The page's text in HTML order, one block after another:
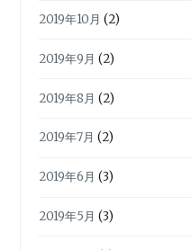
2019年10月 (2)
2019年9月 (2)
2019年8月 (2)
2019年7月 (2)
2019年6月 (3)
2019年5月 (3)